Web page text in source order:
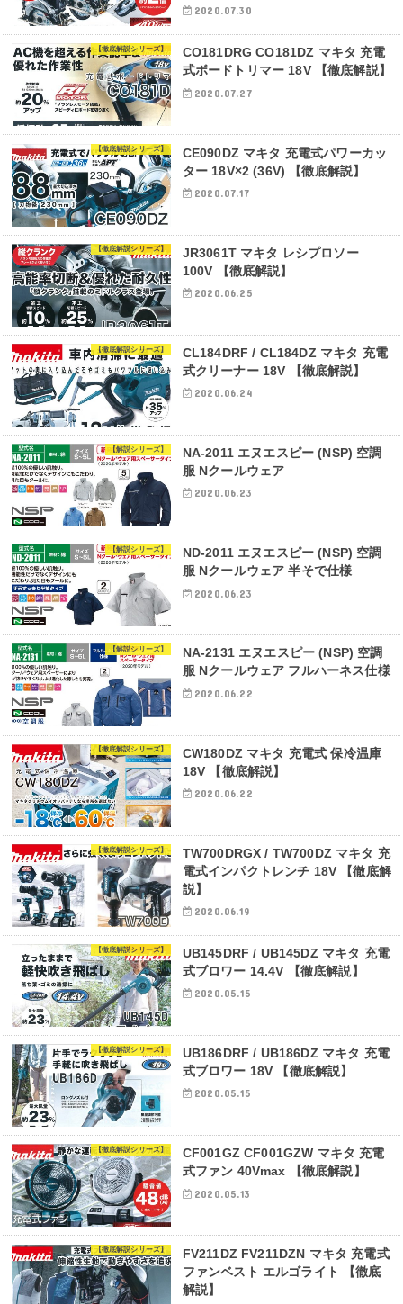
2020.07.30
【徹底解説シリーズ】
CO181DRG CO181DZ マキタ 充電
式ボードトリマー 18V 【徹底解説】
2020.07.27
【徹底解説シリーズ】
CE090DZ マキタ 充電式パワーカッ
ター 18V×2 (36V) 【徹底解説】
2020.07.17
【徹底解説シリーズ】
JR3061T マキタ レシプロソー
100V 【徹底解説】
2020.06.25
【徹底解説シリーズ】
CL184DRF / CL184DZ マキタ 充電
式クリーナー 18V 【徹底解説】
2020.06.24
【解説シリーズ】
NA-2011 エヌエスピー (NSP) 空調
服 Nクールウェア
2020.06.23
【解説シリーズ】
ND-2011 エヌエスピー (NSP) 空調
服 Nクールウェア 半そで仕様
2020.06.23
【解説シリーズ】
NA-2131 エヌエスピー (NSP) 空調
服 Nクールウェア フルハーネス仕様
2020.06.22
【徹底解説シリーズ】
CW180DZ マキタ 充電式 保冷温庫
18V 【徹底解説】
2020.06.22
【徹底解説シリーズ】
TW700DRGX / TW700DZ マキタ 充
電式インパクトレンチ 18V 【徹底解
説】
2020.06.19
【徹底解説シリーズ】
UB145DRF / UB145DZ マキタ 充電
式ブロワー 14.4V 【徹底解説】
2020.05.15
【徹底解説シリーズ】
UB186DRF / UB186DZ マキタ 充電
式ブロワー 18V 【徹底解説】
2020.05.15
【徹底解説シリーズ】
CF001GZ CF001GZW マキタ 充電
式ファン 40Vmax 【徹底解説】
2020.05.13
【徹底解説シリーズ】
FV211DZ FV211DZN マキタ 充電式
ファンベスト エルゴライト 【徹底
解説】